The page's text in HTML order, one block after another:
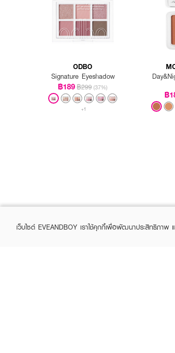
ODBO
Signature Eyeshadow
฿189฿299 (37%)
+1
฿
เว็บไซต์ EVEANDBOY เราใช้คุกกี้เพื่อพัฒนาประสิทธิภา